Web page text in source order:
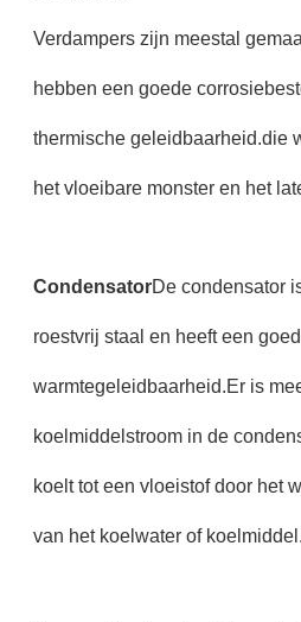
Verdampers zijn meestal
hebben een goede
thermische geleidbaarheid.die
het vloeibare monster en het
CondensatorDe condensator
roestvrij staal en heeft een
warmtegeleidbaarheid.Er is
koelmiddelstroom in de
koelt tot een vloeistof door het
van het koelwater of koelmiddel.